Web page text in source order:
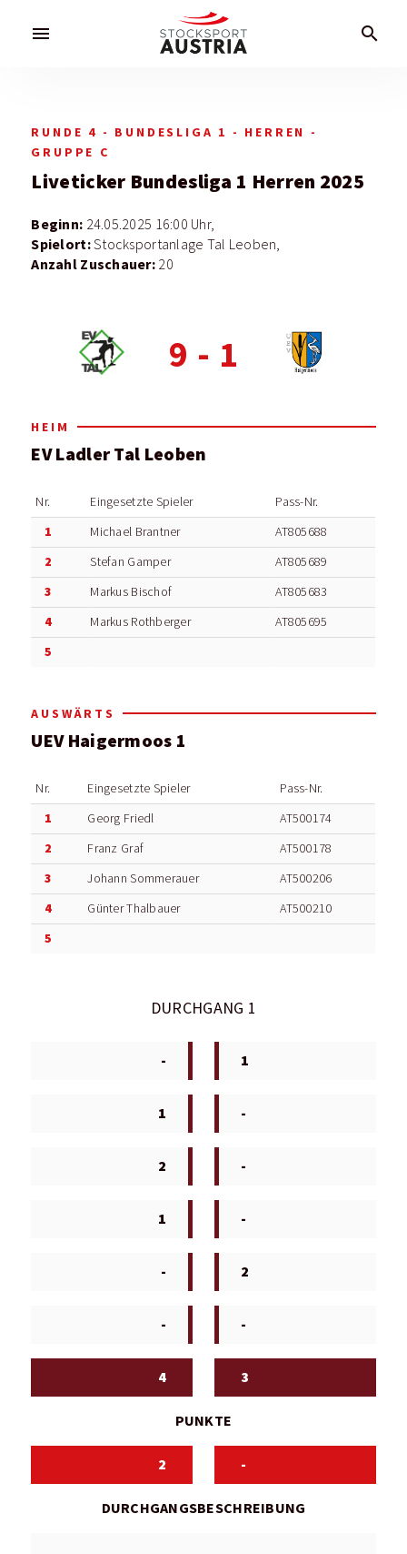
menu search
RUNDE 4 - BUNDESLIGA 1 - HERREN -
GRUPPE C
Liveticker Bundesliga 1 Herren 2025
Beginn: 24.05.2025 16:00 Uhr,
Spielort:Stocksportanlage Tal Leoben,
Anzahl Zuschauer: 20
9 - 1
HEIM
EV Ladler Tal Leoben
Nr. Eingesetzte Spieler Pass-Nr.
1 Michael Brantner AT805688
2 Stefan Gamper AT805689
3 Markus Bischof AT805683
4 Markus Rothberger AT805695
5
AUSWÄRTS
UEV Haigermoos 1
Nr. Eingesetzte Spieler Pass-Nr.
1 Georg Friedl AT500174
2 Franz Graf AT500178
3 Johann Sommerauer AT500206
4 Günter Thalbauer AT500210
5
DURCHGANG 1
- 1
1 -
2 -
1 -
- 2
- -
4 3
PUNKTE
2 -
DURCHGANGSBESCHREIBUNG